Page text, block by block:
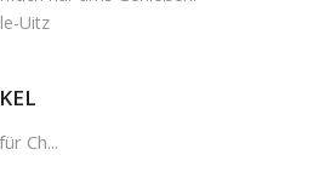
Uitz
Ch...